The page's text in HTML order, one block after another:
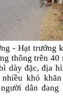
- Hạt trưởng
thông trên 40
dày đặc, địa
khó
dân